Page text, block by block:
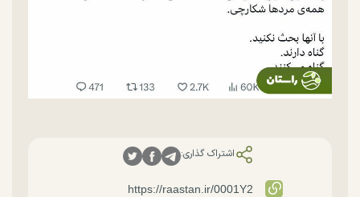
اشتراک گذاری: